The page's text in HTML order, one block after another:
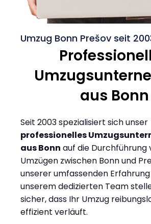
Umzug Bonn Prešov seit
aus Bonn
Seit 2003 spezialisiert sich unser
professionelles
aus Bonn auf die Durchführung
Umzügen zwischen Bonn und
unserer umfassenden
unserem dedizierten Team
sicher, dass Ihr Umzug
effizient verläuft.